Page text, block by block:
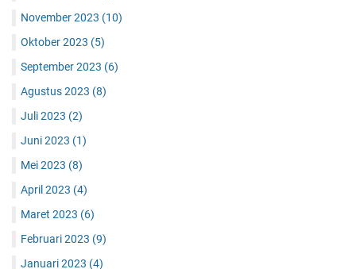
November 2023 (10)
Oktober 2023 (5)
September 2023 (6)
Agustus 2023 (8)
Juli 2023 (2)
Juni 2023 (1)
Mei 2023 (8)
April 2023 (4)
Maret 2023 (6)
Februari 2023 (9)
Januari 2023 (4)